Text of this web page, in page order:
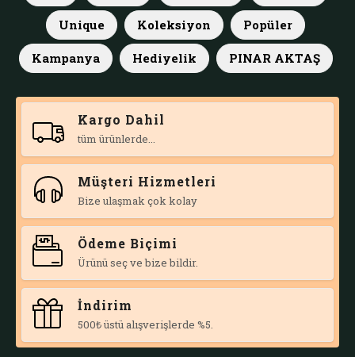
Unique Koleksiyon Popüler
Kampanya Hediyelik PINAR AKTAŞ
Kargo Dahil
tüm ürünlerde...
Müşteri Hizmetleri
Bize ulaşmak çok kolay
Ödeme Biçimi
Ürünü seç ve bize bildir.
İndirim
500₺ üstü alışverişlerde %5.